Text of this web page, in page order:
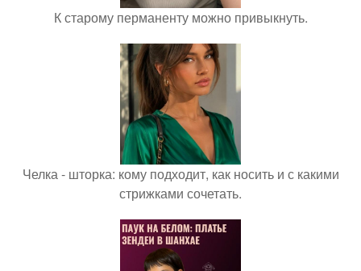
К старому перманенту можно привыкнуть.
Челка - шторка: кому подходит, как носить и с какими
стрижками сочетать.